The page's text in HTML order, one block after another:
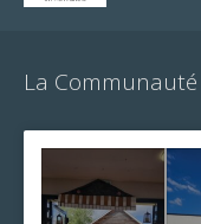
La Communauté